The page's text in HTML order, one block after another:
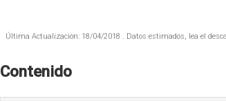
Última Actualización: 18/04/2018 . Datos estimados, lea el
Contenido